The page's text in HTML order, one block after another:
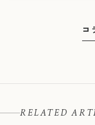
コ
RELATED